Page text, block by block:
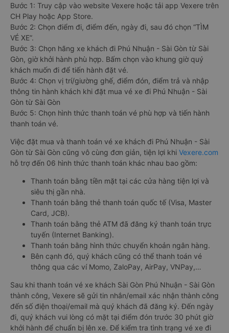
Bước 1: Truy cập vào website Vexere hoặc tải app Vexere trên
CH Play hoặc App Store.
Bước 2: Chọn điểm đi, điểm đến, ngày đi, sau đó chọn “TÌM
VÉ XE”.
Bước 3: Chọn hãng xe khách đi Phú Nhuận - Sài Gòn từ Sài
Gòn, giờ khởi hành phù hợp. Bấm chọn vào khung giờ quý
khách muốn đi để tiến hành đặt vé.
Bước 4: Chọn vị trí/giường ghế, điểm đón, điểm trả và nhập
thông tin hành khách khi đặt mua vé xe đi Phú Nhuận - Sài
Gòn từ Sài Gòn
Bước 5: Chọn hình thức thanh toán vé phù hợp và tiến hành
thanh toán vé.
Việc đặt mua và thanh toán vé xe khách đi Phú Nhuận - Sài
Gòn từ Sài Gòn cũng vô cùng đơn giản, tiện lợi khi Vexere.com
hỗ trợ đến 06 hình thức thanh toán khác nhau bao gồm:
Thanh toán bằng tiền mặt tại các cửa hàng tiện lợi và
siêu thị gần nhà.
Thanh toán bằng thẻ thanh toán quốc tế (Visa, Master
Card, JCB).
Thanh toán bằng thẻ ATM đã đăng ký thanh toán trực
tuyến (Internet Banking).
Thanh toán bằng hình thức chuyển khoản ngân hàng.
Bên cạnh đó, quý khách cũng có thể thanh toán vé
thông qua các ví Momo, ZaloPay, AirPay, VNPay,…
Sau khi thanh toán vé xe khách Sài Gòn Phú Nhuận - Sài Gòn
thành công, Vexere sẽ gửi tin nhắn/email xác nhận thành công
đến số điện thoại/email mà quý khách đã đăng ký. Đến ngày
đi, quý khách vui lòng có mặt tại điểm đón trước 30 phút giờ
khởi hành để chuẩn bị lên xe. Để kiểm tra tình trạng vé xe đi